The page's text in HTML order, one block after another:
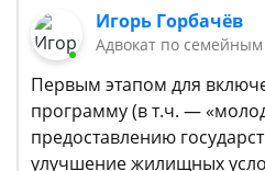
Игорь Горбачёв
Адвокат по
Первым этапом для
программу (в т.ч. —
предоставлению
улучшение жилищных